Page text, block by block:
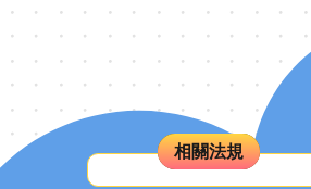
相關法規